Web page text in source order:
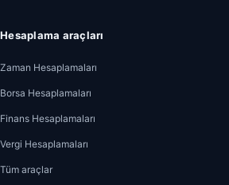
Hesaplama araçları
Zaman Hesaplamaları
Borsa Hesaplamaları
Finans Hesaplamaları
Vergi Hesaplamaları
Tüm araçlar